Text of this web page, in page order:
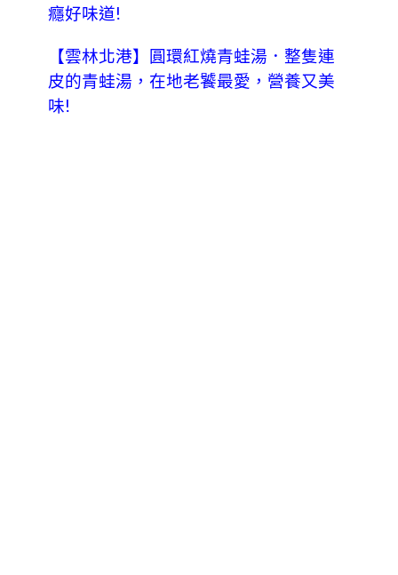
癮好味道!
【雲林北港】圓環紅燒青蛙湯．整隻連
皮的青蛙湯，在地老饕最愛，營養又美
味!